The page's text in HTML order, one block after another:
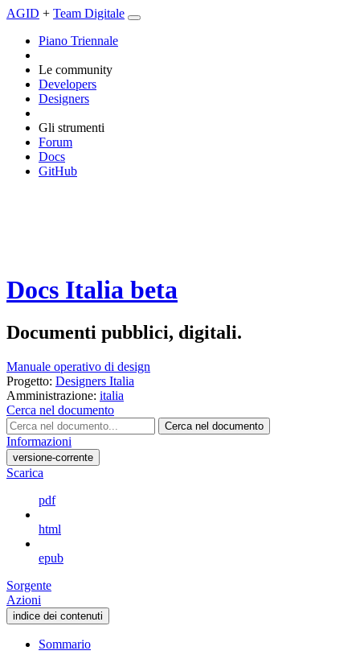
AGID + Team Digitale
Piano Triennale
Le community
Developers
Designers
Gli strumenti
Forum
Docs
GitHub
Docs Italia beta
Documenti pubblici, digitali.
Manuale operativo di design
Progetto: Designers Italia
Amministrazione: italia
Cerca nel documento
Cerca nel documento
Informazioni
versione-corrente
Scarica
pdf
html
epub
Sorgente
Azioni
indice dei contenuti
Sommario